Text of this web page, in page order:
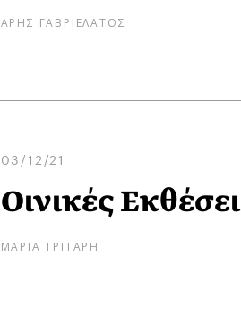
ΑΡΗΣ ΓΑΒΡΙΕΛΑΤΟΣ
03/12/21
Οινικές
ΜΑΡΙΑ ΤΡΙΤΑΡΗ